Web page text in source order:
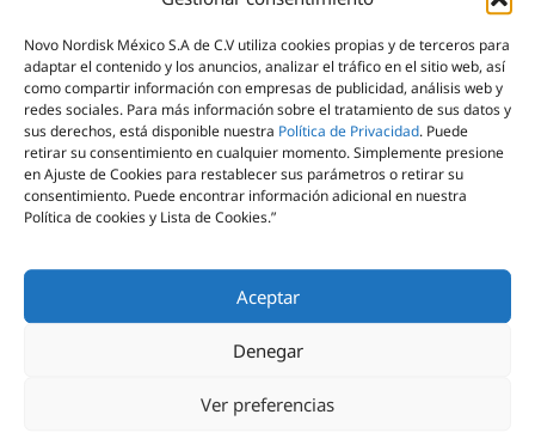
Novo Nordisk México S.A de C.V utiliza cookies propias y de terceros para
adaptar el contenido y los anuncios, analizar el tráfico en el sitio web, así
como compartir información con empresas de publicidad, análisis web y
redes sociales. Para más información sobre el tratamiento de sus datos y
sus derechos, está disponible nuestra Política de Privacidad. Puede
retirar su consentimiento en cualquier momento. Simplemente presione
en Ajuste de Cookies para restablecer sus parámetros o retirar su
consentimiento. Puede encontrar información adicional en nuestra
Política de cookies y Lista de Cookies.”
Aceptar
Denegar
Ver preferencias
Col. Polanco Chapultepec
Miguel Hidalgo CP 11560 Ciudad
de México
Tel: 800 288 66 86
Por correo electrónico:
contactonnmx@novonordisk.com
X (Twitter)
Instagram
Acerca de Nuevo Yo®
Espacio educativo
Mis compras
Beneficios ejemplo